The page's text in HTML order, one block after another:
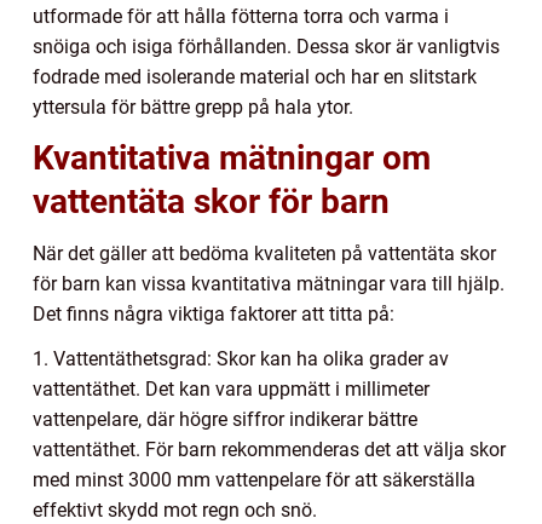
utformade för att hålla fötterna torra och varma i
snöiga och isiga förhållanden. Dessa skor är vanligtvis
fodrade med isolerande material och har en slitstark
yttersula för bättre grepp på hala ytor.
Kvantitativa mätningar om
vattentäta skor för barn
När det gäller att bedöma kvaliteten på vattentäta skor
för barn kan vissa kvantitativa mätningar vara till hjälp.
Det finns några viktiga faktorer att titta på:
1. Vattentäthetsgrad: Skor kan ha olika grader av
vattentäthet. Det kan vara uppmätt i millimeter
vattenpelare, där högre siffror indikerar bättre
vattentäthet. För barn rekommenderas det att välja skor
med minst 3000 mm vattenpelare för att säkerställa
effektivt skydd mot regn och snö.